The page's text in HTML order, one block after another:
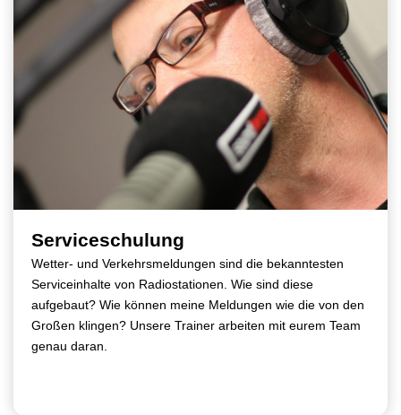
Serviceschulung
Wetter- und Verkehrsmeldungen sind die bekanntesten
Serviceinhalte von Radiostationen. Wie sind diese
aufgebaut? Wie können meine Meldungen wie die von den
Großen klingen? Unsere Trainer arbeiten mit eurem Team
genau daran.